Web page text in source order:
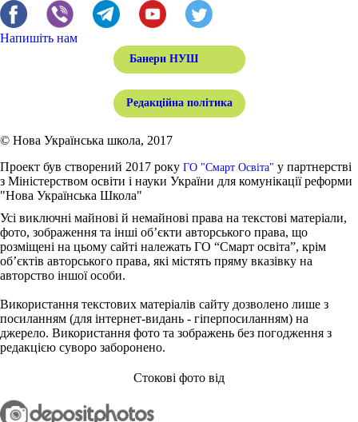
Напишіть нам
Банери НУШ
Редакційна політика
© Нова Українська школа, 2017
Проект був створений 2017 року ГО "Смарт Освіта" у партнерстві
з Міністерством освіти і науки України для комунікації реформи
"Нова Українська Школа"
Усі виключні майнові й немайнові права на текстові матеріали,
фото, зображення та інші об’єкти авторського права, що
розміщені на цьому сайті належать ГО “Смарт освіта”, крім
об’єктів авторського права, які містять пряму вказівку на
авторство іншої особи.
Використання текстових матеріалів сайту дозволено лише з
посиланням (для інтернет-видань - гіперпосиланням) на
джерело. Використання фото та зображень без погодження з
редакцією суворо заборонено.
Стокові фото від